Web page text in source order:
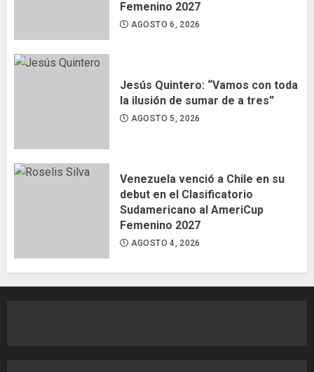
Femenino 2027
AGOSTO 6, 2026
Jesús Quintero: “Vamos con toda
la ilusión de sumar de a tres”
AGOSTO 5, 2026
Venezuela venció a Chile en su
debut en el Clasificatorio
Sudamericano al AmeriCup
Femenino 2027
AGOSTO 4, 2026